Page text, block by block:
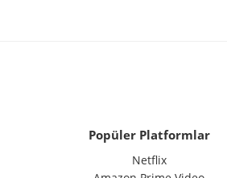
Popüler Platformlar
Netflix